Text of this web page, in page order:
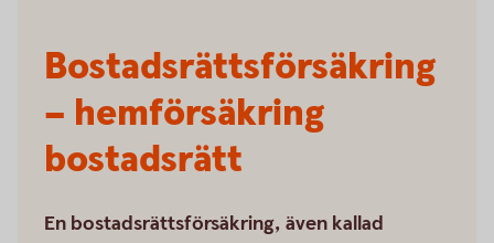
Bostadsrätts­försäkring
– hemförsäkring
bostadsrätt
En bostadsrättsförsäkring, även kallad